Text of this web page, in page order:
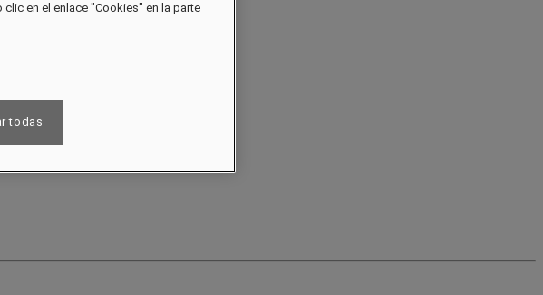
en el enlace "Cookies" en la parte
todas